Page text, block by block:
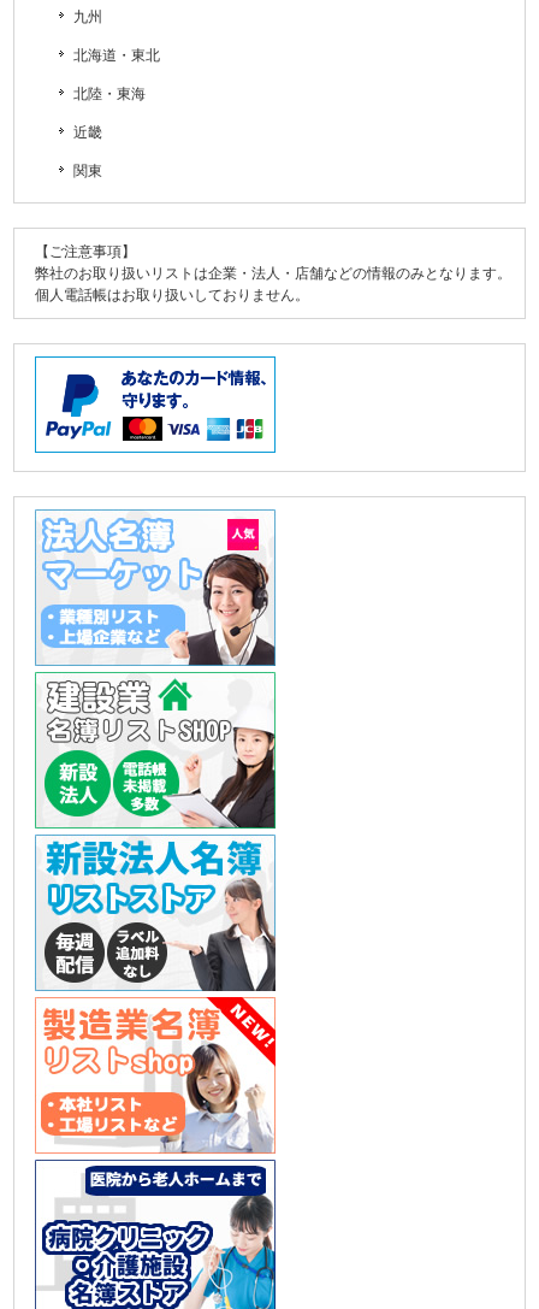
九州
北海道・東北
北陸・東海
近畿
関東
【ご注意事項】
弊社のお取り扱いリストは企業・法人・店舗などの情報のみとなります。
個人電話帳はお取り扱いしておりません。